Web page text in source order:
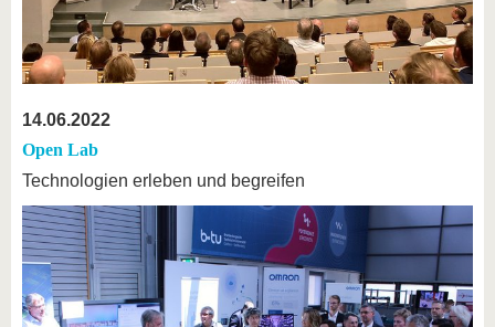
14.06.2022
Open Lab
Technologien erleben und begreifen